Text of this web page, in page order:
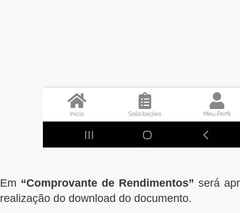
Em “Comprovante de Rendimentos” será
realização do download do documento.